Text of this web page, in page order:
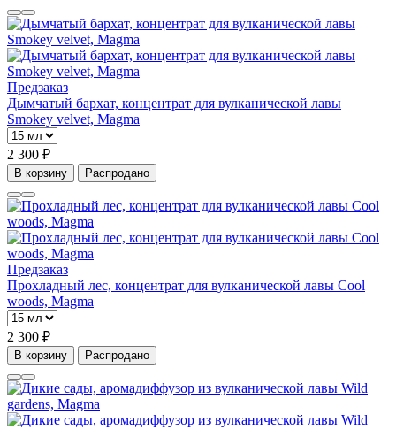
Предзаказ
Дымчатый бархат, концентрат для вулканической лавы
Smokey velvet, Magma
2 300 ₽
В корзину Распродано
Предзаказ
Прохладный лес, концентрат для вулканической лавы Cool
woods, Magma
2 300 ₽
В корзину Распродано